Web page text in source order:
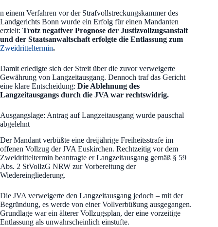
n einem Verfahren vor der Strafvollstreckungskammer des
Landgerichts Bonn wurde ein Erfolg für einen Mandanten
erzielt: Trotz negativer Prognose der Justizvollzugsanstalt
und der Staatsanwaltschaft erfolgte die Entlassung zum
Zweidritteltermin.
Damit erledigte sich der Streit über die zuvor verweigerte
Gewährung von Langzeitausgang. Dennoch traf das Gericht
eine klare Entscheidung: Die Ablehnung des
Langzeitausgangs durch die JVA war rechtswidrig.
Ausgangslage: Antrag auf Langzeitausgang wurde pauschal
abgelehnt
Der Mandant verbüßte eine dreijährige Freiheitsstrafe im
offenen Vollzug der JVA Euskirchen. Rechtzeitig vor dem
Zweidritteltermin beantragte er Langzeitausgang gemäß § 59
Abs. 2 StVollzG NRW zur Vorbereitung der
Wiedereingliederung.
Die JVA verweigerte den Langzeitausgang jedoch – mit der
Begründung, es werde von einer Vollverbüßung ausgegangen.
Grundlage war ein älterer Vollzugsplan, der eine vorzeitige
Entlassung als unwahrscheinlich einstufte.